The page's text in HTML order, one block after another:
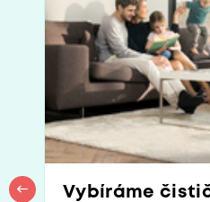
Vybíráme